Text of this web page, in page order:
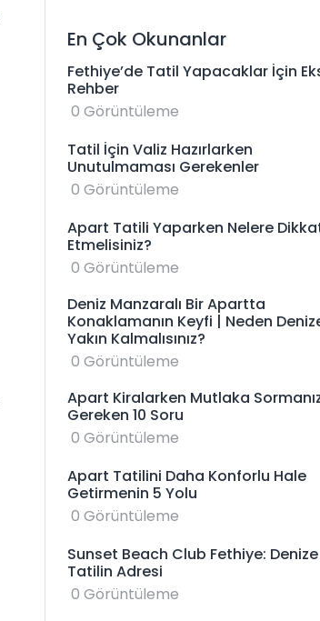
En Çok Okunanlar
Fethiye’de Tatil Yapacaklar İçin
Rehber
0 Görüntüleme
Tatil İçin Valiz Hazırlarken
Unutulmaması Gerekenler
0 Görüntüleme
Apart Tatili Yaparken Nelere
Etmelisiniz?
0 Görüntüleme
Deniz Manzaralı Bir Apartta
Konaklamanın Keyfi | Neden
Yakın Kalmalısınız?
0 Görüntüleme
Apart Kiralarken Mutlaka
Gereken 10 Soru
0 Görüntüleme
Apart Tatilini Daha Konforlu Hale
Getirmenin 5 Yolu
0 Görüntüleme
Sunset Beach Club Fethiye: Denize
Tatilin Adresi
0 Görüntüleme